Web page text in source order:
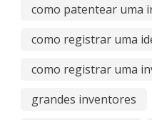
como patentear uma
como registrar uma
como registrar uma
grandes inventores